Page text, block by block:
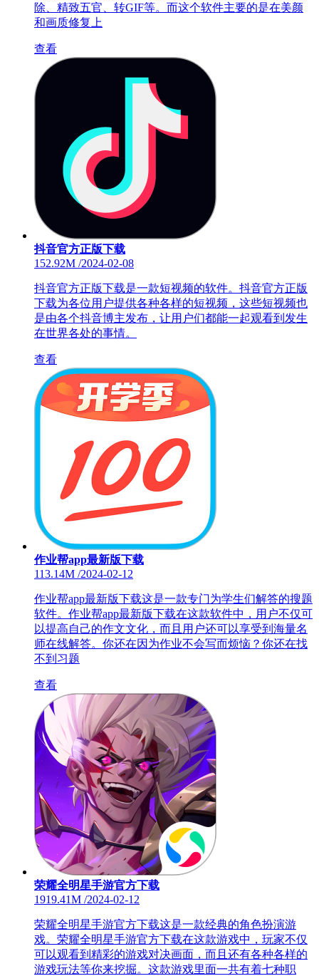
除、精致五官、转GIF等。而这个软件主要的是在美颜
和画质修复上
查看
抖音官方正版下载
152.92M /2024-02-08
抖音官方正版下载是一款短视频的软件。抖音官方正版
下载为各位用户提供各种各样的短视频，这些短视频也
是由各个抖音博主发布，让用户们都能一起观看到发生
在世界各处的事情。
查看
作业帮app最新版下载
113.14M /2024-02-12
作业帮app最新版下载这是一款专门为学生们解答的搜题
软件。作业帮app最新版下载在这款软件中，用户不仅可
以提高自己的作文文化，而且用户还可以享受到海量名
师在线解答。你还在因为作业不会写而烦恼？你还在找
不到习题
查看
荣耀全明星手游官方下载
1919.41M /2024-02-12
荣耀全明星手游官方下载这是一款经典的角色扮演游
戏。荣耀全明星手游官方下载在这款游戏中，玩家不仅
可以观看到精彩的游戏对决画面，而且还有各种各样的
游戏玩法等你来挖掘。这款游戏里面一共有着七种职